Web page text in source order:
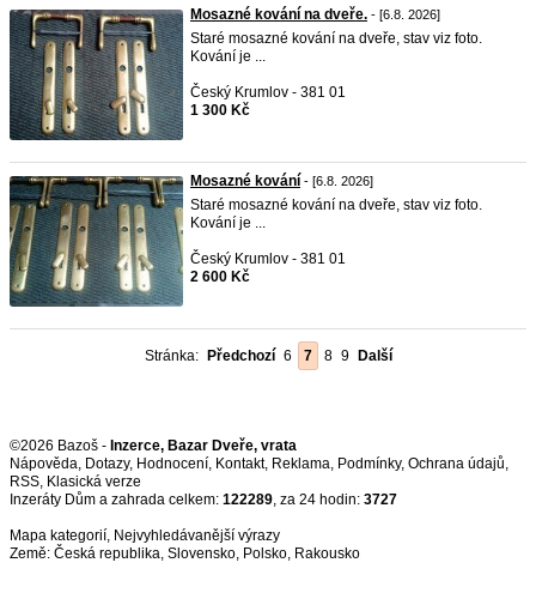
Mosazné kování na dveře. - [6.8. 2026]
Staré mosazné kování na dveře, stav viz foto.
Kování je ...
Český Krumlov - 381 01
1 300 Kč
Mosazné kování - [6.8. 2026]
Staré mosazné kování na dveře, stav viz foto.
Kování je ...
Český Krumlov - 381 01
2 600 Kč
Stránka: Předchozí 6 7 8 9 Další
©2026 Bazoš - Inzerce, Bazar Dveře, vrata
Nápověda, Dotazy, Hodnocení, Kontakt, Reklama, Podmínky, Ochrana údajů,
RSS,
Inzeráty Dům a zahrada celkem: 122289, za 24 hodin: 3727
Mapa kategorií, Nejvyhledávanější výrazy
Země: Česká republika, Slovensko, Polsko, Rakousko